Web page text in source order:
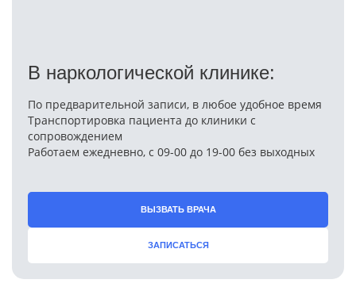
В наркологической клинике:
По предварительной записи, в любое удобное время
Транспортировка пациента до клиники с
сопровождением
Работаем ежедневно, с 09-00 до 19-00 без выходных
ВЫЗВАТЬ ВРАЧА
ЗАПИСАТЬСЯ